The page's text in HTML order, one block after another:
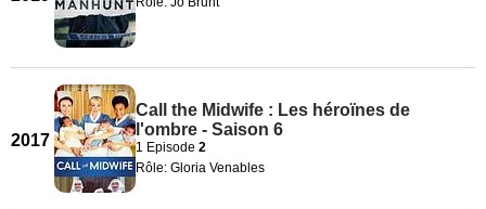
2017
Call the Midwife : Les héroïnes de
l'ombre - Saison 6
1 Episode 2
Rôle: Gloria Venables